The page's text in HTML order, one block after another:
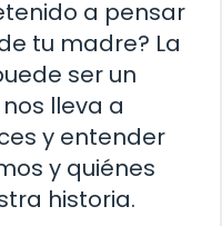
a pensar
tu madre? La
ser un
lleva a
y entender
y quiénes
historia.